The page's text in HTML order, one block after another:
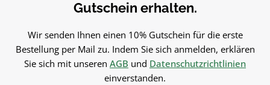
Gutschein erhalten.
Wir senden Ihnen einen 10% Gutschein für die erste
Bestellung per Mail zu. Indem Sie sich anmelden, erklären
Sie sich mit unseren AGB und Datenschutzrichtlinien
einverstanden.